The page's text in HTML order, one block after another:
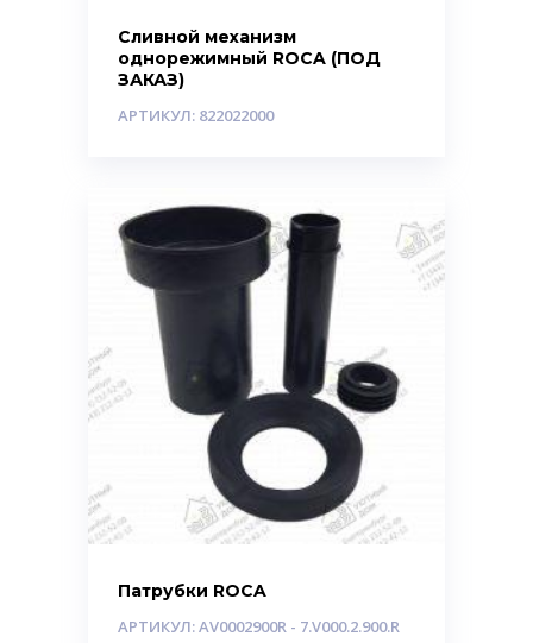
Сливной механизм
однорежимный ROCA (ПОД
ЗАКАЗ)
АРТИКУЛ: 822022000
Патрубки ROCA
АРТИКУЛ: AV0002900R - 7.V000.2.900.R